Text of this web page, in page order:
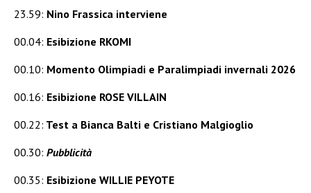
23.59: Nino Frassica interviene
00.04: Esibizione RKOMI
00.10: Momento Olimpiadi e Paralimpiadi invernali 2026
00.16: Esibizione ROSE VILLAIN
00.22: Test a Bianca Balti e Cristiano Malgioglio
00.30: Pubblicità
00.35: Esibizione WILLIE PEYOTE